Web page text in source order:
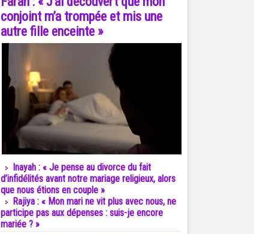
conjoint m’a trompée et mis une
autre fille enceinte »
Inayah : « Je pense au divorce du fait
d’infidélités avant notre mariage religieux, alors
que nous étions en couple »
Rajiya : « Mon mari ne vit plus avec nous, ne
participe pas aux dépenses : suis-je encore
mariée ? »